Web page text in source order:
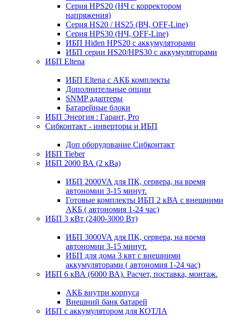
Серия HPS20 (НЧ с корректором
напряжения)
Серия HS20 / HS25 (ВЧ, OFF-Line)
Серия HPS30 (НЧ, OFF-Line)
ИБП Hiden HPS20 с аккумуляторами
ИБП серии HS20/HPS30 с аккумуляторами
ИБП Eltena
ИБП Eltena с АКБ комплекты
Дополнительные опции
SNMP адаптеры
Батарейные блоки
ИБП Энергия : Гарант, Pro
Сибконтакт - инверторы и ИБП
Доп оборудование Сибконтакт
ИБП Tieber
ИБП 2000 ВА (2 кВа)
ИБП 2000VA для ПК, сервера, на время
автономии 3-15 минут.
Готовые комплекты ИБП 2 кВА с внешними
АКБ ( автономия 1-24 час)
ИБП 3 кВт (2400-3000 Вт)
ИБП 3000VA для ПК, сервера, на время
автономии 3-15 минут.
ИБП для дома 3 квт с внешними
аккумуляторами ( автономия 1-24 час)
ИБП 6 кВА (6000 ВА). Расчет, поставка, монтаж.
АКБ внутри корпуса
Внешний банк батарей
ИБП с аккумулятором для КОТЛА